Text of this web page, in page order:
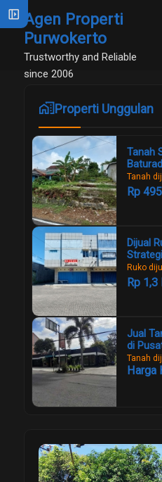
Agen Properti
Purwokerto
Trustworthy and Reliable
since 2006
maps_home_workProperti Unggulan
Tanah
Harga
Tanah
Rp
Dijual
Selatan
Ruko
Rp
Jual
di
Lahan
Tanah
Harga
left_panel_open